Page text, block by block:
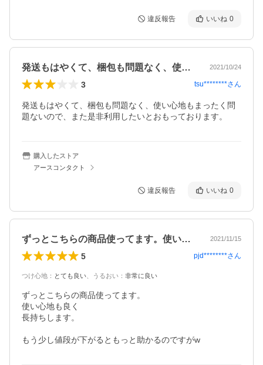
違反報告 いいね 0
発送もはやくて、梱包も問題なく、使い心… 2021/10/24
3 tsu********さん
発送もはやくて、梱包も問題なく、使い心地もまったく問
題ないので、また是非利用したいとおもっております。
購入したストア
アースコンタクト
違反報告 いいね 0
ずっとこちらの商品使ってます。使い心地… 2021/11/15
5 pjd********さん
つけ心地 ： とても良い うるおい ： 非常に良い
ずっとこちらの商品使ってます。
使い心地も良く
長持ちします。
もう少し値段が下がるともっと助かるのですがw